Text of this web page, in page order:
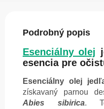
Podrobný popis
Esenciálny olej
esencia pre
Esenciálny olej
získavaný parnou
Abies sibirica.